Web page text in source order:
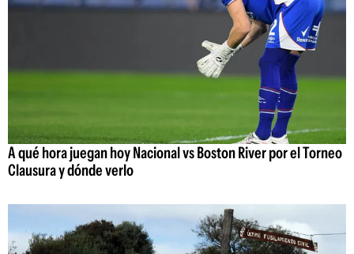
A qué hora juegan hoy Nacional vs Boston River por el Torneo
Clausura y dónde verlo